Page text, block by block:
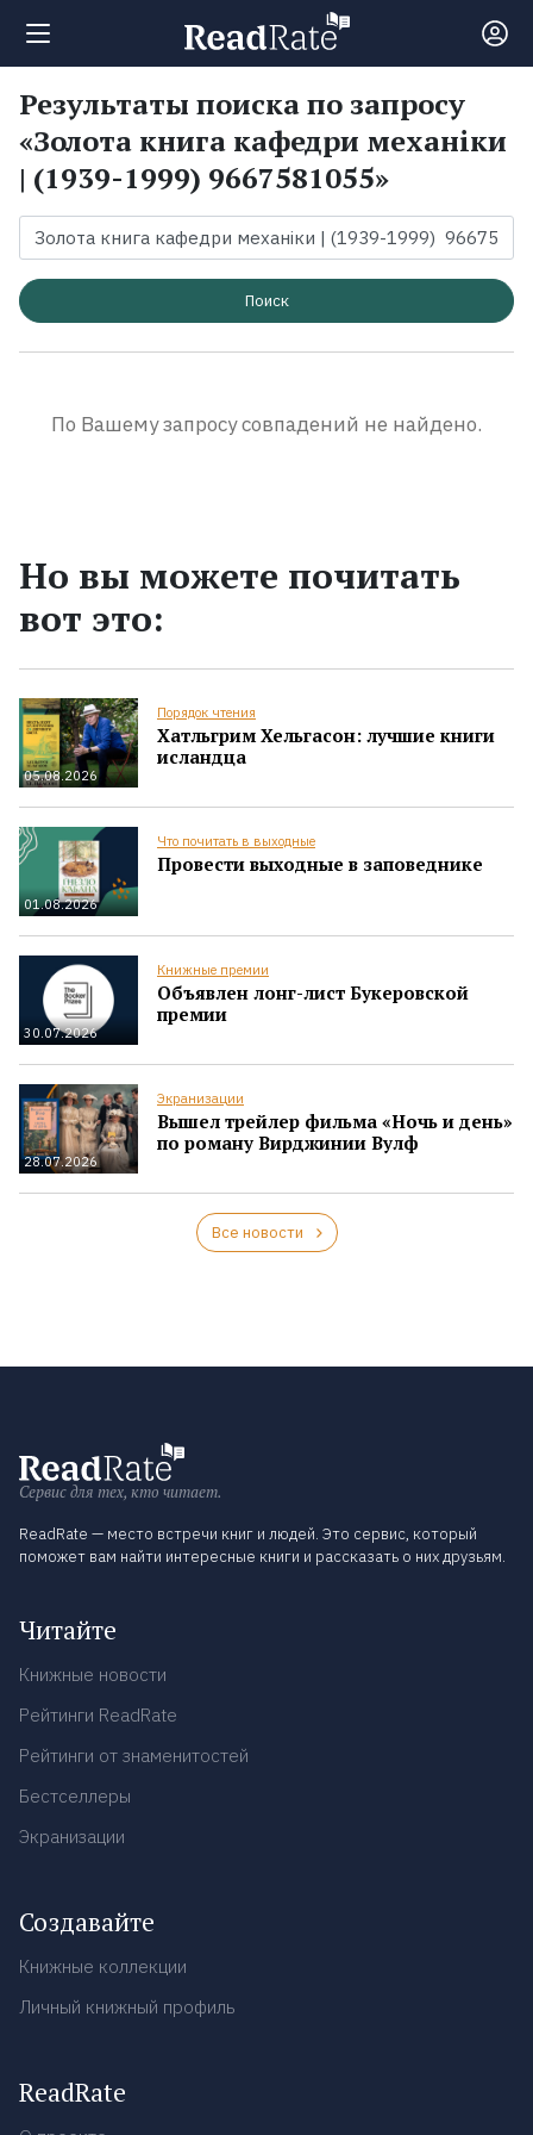
Поиск
Новости
Рейтинги
Экранизации
Результаты поиска по запросу
«Золота книга кафедри механіки
| (1939-1999) 9667581055»
Поиск
По Вашему запросу совпадений не найдено.
Но вы можете почитать
вот это:
05.08.2026
Порядок чтения
Хатльгрим Хельгасон: лучшие книги
исландца
01.08.2026
Что почитать в выходные
Провести выходные в заповеднике
30.07.2026
Книжные премии
Объявлен лонг-лист Букеровской
премии
28.07.2026
Экранизации
Вышел трейлер фильма «Ночь и день»
по роману Вирджинии Вулф
Все новости
Сервис для тех, кто читает.
ReadRate — место встречи книг и людей. Это сервис, который
поможет вам найти интересные книги и рассказать о них друзьям.
Читайте
Книжные новости
Рейтинги ReadRate
Рейтинги от знаменитостей
Бестселлеры
Экранизации
Создавайте
Книжные коллекции
Личный книжный профиль
ReadRate